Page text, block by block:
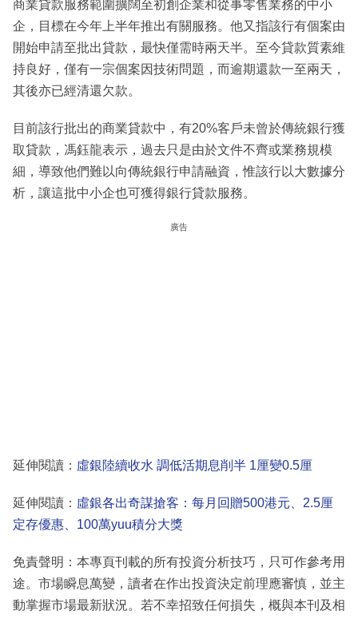
商業貸款服務範圍擴闊至初創企業和從事零售業務的中小
企，目標在今年上半年推出有關服務。他又指該行有個案由
開始申請至批出貸款，最快僅需時兩天半。至今貸款質素維
持良好，僅有一宗個案因技術問題，而逾期還款一至兩天，
其後亦已經清還欠款。
目前該行批出的商業貸款中，有20%客戶未曾於傳統銀行獲
取貸款，馮鈺龍表示，過去只是由於文件不齊或業務規模
細，導致他們難以向傳統銀行申請融資，惟該行以大數據分
析，讓這批中小企也可獲得銀行貸款服務。
廣告
延伸閱讀： 虛銀陸續收水 調低活期息削半 1厘變0.5厘
延伸閱讀： 虛銀各出奇謀搶客：每月回贈500港元、2.5厘
定存優惠、100萬yuu積分大獎
免責聲明：本專頁刊載的所有投資分析技巧，只可作參考用
途。市場瞬息萬變，讀者在作出投資決定前理應審慎，並主
動掌握市場最新狀況。若不幸招致任何損失，概與本刊及相